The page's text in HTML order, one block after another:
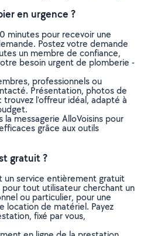
en urgence ?
minutes pour recevoir une
Postez votre demande
un membre de confiance,
besoin urgent de plomberie -
professionnels ou
Présentation, photos de
trouvez l'offreur idéal, adapté à
messagerie AlloVoisins pour
grâce aux outils
gratuit ?
un service entièrement gratuit
tout utilisateur cherchant un
ou particulier, pour une
location de matériel. Payez
fixé par vous,